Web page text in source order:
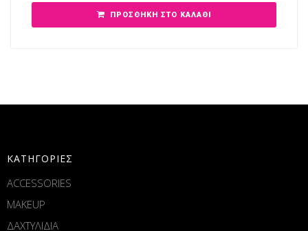
ΠΡΟΣΘΉΚΗ ΣΤΟ ΚΑΛΆΘΙ
ΚΑΤΗΓΟΡΙΕΣ
ACCESSORIES
MAKEUP
ΔΑΧΤΥΛΙΔΙΑ